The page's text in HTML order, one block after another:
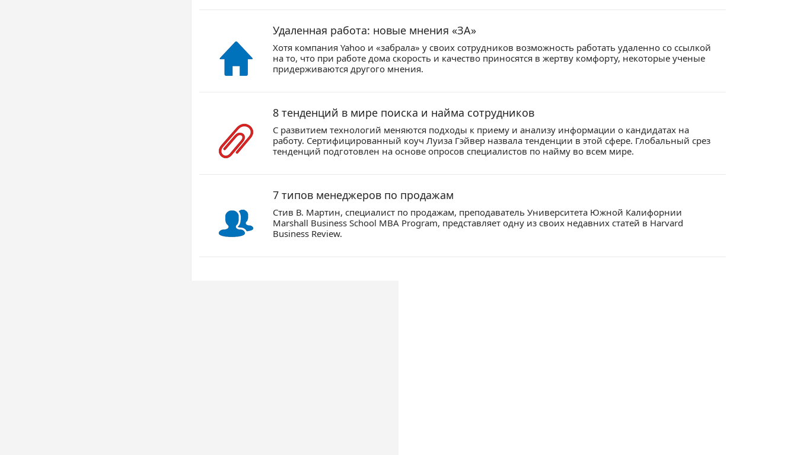
Удаленная работа: новые мнения «ЗА»
Хотя компания Yahoo и «забрала» у своих сотрудников возможность работать удаленно со ссылкой
на то, что при работе дома скорость и качество приносятся в жертву комфорту, некоторые ученые
придерживаются другого мнения.
8 тенденций в мире поиска и найма сотрудников
С развитием технологий меняются подходы к приему и анализу информации о кандидатах на
работу. Сертифицированный коуч Луиза Гэйвер назвала тенденции в этой сфере. Глобальный срез
тенденций подготовлен на основе опросов специалистов по найму во всем мире.
7 типов менеджеров по продажам
Стив В. Мартин, специалист по продажам, преподаватель Университета Южной Калифорнии
Marshall Business School MBA Program, представляет одну из своих недавних статей в Harvard
Business Review.